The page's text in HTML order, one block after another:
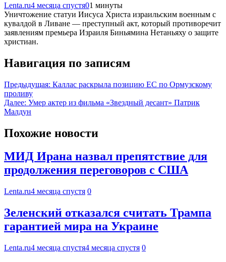
Lenta.ru4 месяца спустя01 минуты
Уничтожение статуи Иисуса Христа израильским военным с
кувалдой в Ливане — преступный акт, который противоречит
заявлениям премьера Израиля Биньямина Нетаньяху о защите
христиан.
Навигация по записям
Предыдущая: Каллас раскрыла позицию ЕС по Ормузскому
проливу
Далее: Умер актер из фильма «Звездный десант» Патрик
Малдун
Похожие новости
МИД Ирана назвал препятствие для
продолжения переговоров с США
Lenta.ru4 месяца спустя 0
Зеленский отказался считать Трампа
гарантией мира на Украине
Lenta.ru4 месяца спустя4 месяца спустя 0